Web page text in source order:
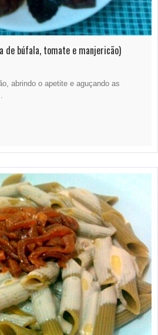
de búfala, tomate e manjericão)
abrindo o apetite e aguçando as